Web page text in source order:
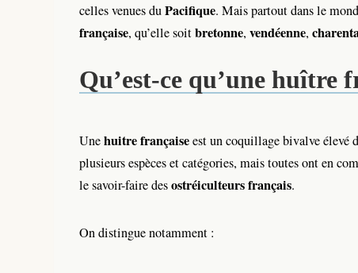
celles venues duPacifique. Mais partout dans le
française, qu’elle soitbretonne, vendéenne,
Qu’est-ce qu’une huître
Unehuitre françaiseest un coquillage bivalve élevé
plusieurs espèces et catégories, mais toutes ont en
le savoir-faire desostréiculteurs français.
On distingue notamment :